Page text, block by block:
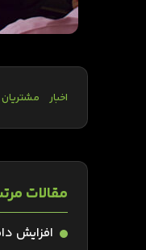
اخبار مشتریان
مقالات
افزایش